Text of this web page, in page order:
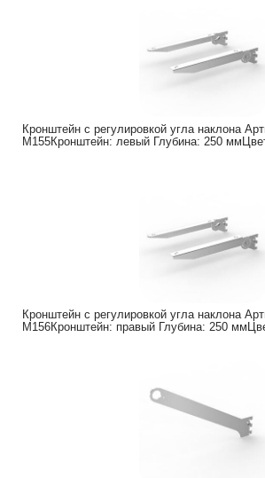
Кронштейн с регулировкой угла наклона
M155Кронштейн: левый Глубина: 250
Кронштейн с регулировкой угла наклона
M156Кронштейн: правый Глубина: 250